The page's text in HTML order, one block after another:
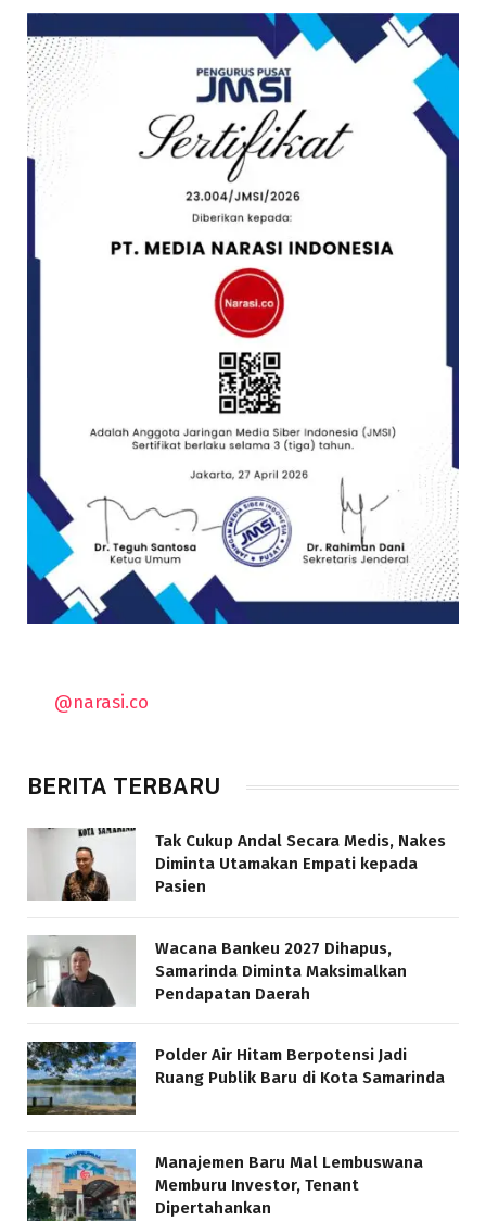
@narasi.co
BERITA TERBARU
Tak Cukup Andal Secara Medis, Nakes
Diminta Utamakan Empati kepada
Pasien
Wacana Bankeu 2027 Dihapus,
Samarinda Diminta Maksimalkan
Pendapatan Daerah
Polder Air Hitam Berpotensi Jadi
Ruang Publik Baru di Kota Samarinda
Manajemen Baru Mal Lembuswana
Memburu Investor, Tenant
Dipertahankan